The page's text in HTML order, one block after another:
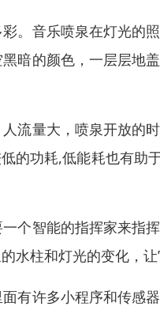
。音乐喷泉在灯光的
暗的颜色，一层层地
流量大，喷泉开放的
的功耗,低能耗也有助
个智能的指挥家来指
水柱和灯光的变化，让
有许多小程序和传感